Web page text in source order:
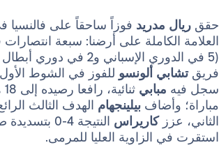
فوزاً ساحقاً على فالنسيا فيالبرنابيو
على أرضنا: سبعة انتصارات في سبع
(5 في الدوري الإسباني و2 في دوري أبطال
ألونسوللفوز في الشوط الأول الرائع،
مبابي
بيلينجهام الهدف الثالث الرائع. وفي
كاريراس
النتيجة 4-0 بتسديدة صاروخية
العليا للمرمى.